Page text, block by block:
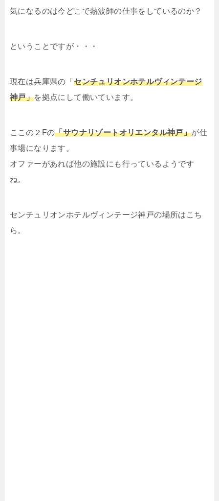
気になるのは今どこで熱波師の仕事をしているのか？
ということですが・・・
現在は兵庫県の 「センチュリオンホテルヴィンテージ
神戸」を拠点にして働いています。
ここの２Fの「サウナリゾートオリエンタル神戸」が仕
事場になります。
オファーがあれば他の施設にも行っているようです
ね。
センチュリオンホテルヴィンテージ神戸の場所はこち
ら。